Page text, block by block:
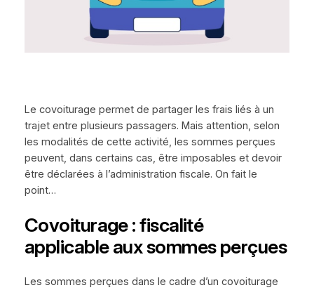
Le covoiturage permet de partager les frais liés à un
trajet entre plusieurs passagers. Mais attention, selon
les modalités de cette activité, les sommes perçues
peuvent, dans certains cas, être imposables et devoir
être déclarées à l’administration fiscale. On fait le
point…
Covoiturage : fiscalité
applicable aux sommes perçues
Les sommes perçues dans le cadre d’un covoiturage